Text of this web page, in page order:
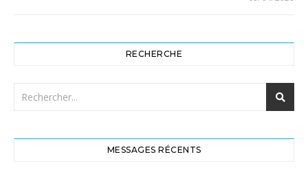
RECHERCHE
MESSAGES RÉCENTS